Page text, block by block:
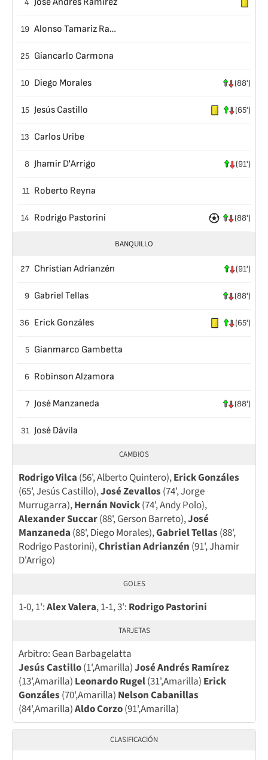
4
19 Alonso Tamariz Ramirez
25 Giancarlo Carmona
10 Diego Morales (88')
15 Jesús Castillo (65')
13 Carlos Uribe
8 Jhamir D'Arrigo (91')
11 Roberto Reyna
14 Rodrigo Pastorini (88')
BANQUILLO
27 Christian Adrianzén (91')
9 Gabriel Tellas (88')
36 Erick Gonzáles (65')
5 Gianmarco Gambetta
6 Robinson Alzamora
7 José Manzaneda (88')
31 José Dávila
CAMBIOS
Rodrigo Vilca (56', Alberto Quintero),Erick Gonzáles
(65', Jesús Castillo),José Zevallos (74', Jorge
Murrugarra),Hernán Novick(74', Andy Polo),
Alexander Succar(88', Gerson Barreto),José
Manzaneda (88', Diego Morales),Gabriel Tellas (88',
Rodrigo Pastorini),Christian Adrianzén (91', Jhamir
D'Arrigo)
GOLES
1-0, 1':Alex Valera, 1-1, 3': Rodrigo Pastorini
TARJETAS
Arbitro: Gean Barbagelatta
Jesús Castillo(1',Amarilla)José Andrés Ramírez
(13',Amarilla) Leonardo Rugel(31',Amarilla) Erick
Gonzáles (70',Amarilla) Nelson Cabanillas
(84',Amarilla)Aldo Corzo(91',Amarilla)
CLASIFICACIÓN